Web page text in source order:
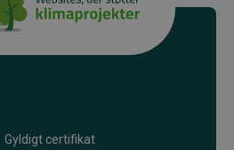
Gyldigt certifikat